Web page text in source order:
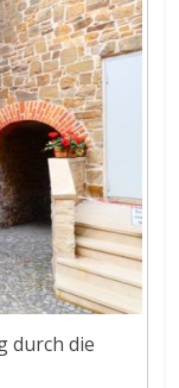
durch die